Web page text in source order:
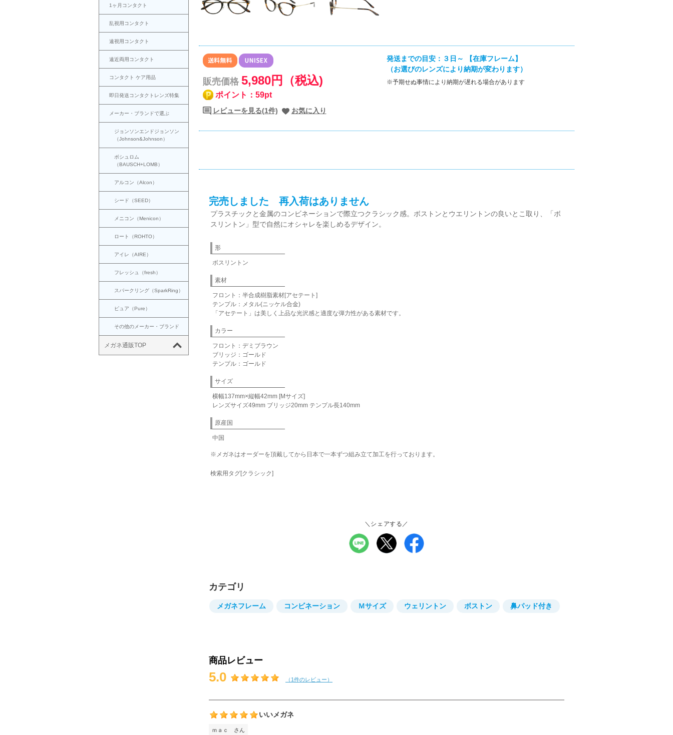
1ヶ月コンタクト
乱視用コンタクト
遠視用コンタクト
遠近両用コンタクト
コンタクト ケア用品
即日発送コンタクトレンズ特集
メーカー・ブランドで選ぶ
ジョンソンエンドジョンソン
（Johnson&Johnson）
ボシュロム
（BAUSCH+LOMB）
アルコン（Alcon）
シード（SEED）
メニコン（Menicon）
ロート（ROHTO）
アイレ（AIRE）
フレッシュ（fresh）
スパークリング（SparkRing）
ピュア（Pure）
その他のメーカー・ブランド
メガネ通販TOP
販売価格 5,980円（税込)
ポイント：59pt
レビューを見る(1件) お気に入り
発送までの目安：３日～ 【在庫フレーム】
（お選びのレンズにより納期が変わります）
※予期せぬ事情により納期が遅れる場合があります
完売しました 再入荷はありません
プラスチックと金属のコンビネーションで際立つクラシック感。ボストンとウエリントンの良いとこ取り、「ボ
スリントン」型で自然にオシャレを楽しめるデザイン。
形
ボスリントン
素材
フロント：半合成樹脂素材[アセテート]
テンプル：メタル(ニッケル合金)
「アセテート」は美しく上品な光沢感と適度な弾力性がある素材です。
カラー
フロント：デミブラウン
ブリッジ：ゴールド
テンプル：ゴールド
サイズ
横幅137mm×縦幅42mm [Mサイズ]
レンズサイズ49mm ブリッジ20mm テンプル長140mm
原産国
中国
※メガネはオーダーを頂戴してから日本で一本ずつ組み立て加工を行っております。
検索用タグ[クラシック]
＼シェアする／
カテゴリ
メガネフレーム コンビネーション Ｍサイズ ウェリントン ボストン 鼻パッド付き
商品レビュー
5.0 （1件のレビュー）
いいメガネ
ｍａｃ さん